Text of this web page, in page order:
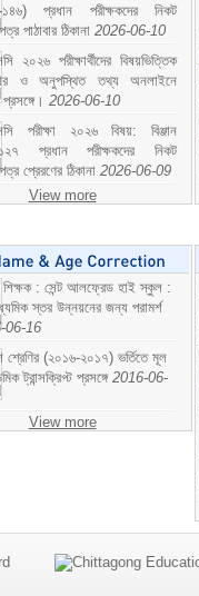
১৪৬) প্রধান পরীক্ষকদের নিকট
পাঠাবার ঠিকানা 2026-06-10
২০২৬ পরীক্ষার্থীদের বিষয়ভিত্তিক
ও অনুপস্থিত তথ্য অনলাইনে
2026-06-10
পরীক্ষা ২০২৬ বিষয়: বিঞ্জান
প্রধান পরীক্ষকদের নিকট
প্রেরণের ঠিকানা 2026-06-09
View more
শিক্ষক : সেন্ট আলফ্রেড হাই স্কুল :
স্তর উন্নয়নের জন্য পরামর্শ
06-16
শ্রেণির (২০১৬-২০১৭) ভর্তিতে মূল
ট্রান্সক্রিপ্ট প্রসঙ্গে 2016-06-
View more